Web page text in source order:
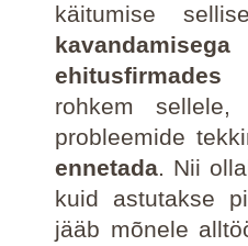
käitumise
rohkem
probleemide
ennetada. Nii
kuid astutakse
jääb mõnele